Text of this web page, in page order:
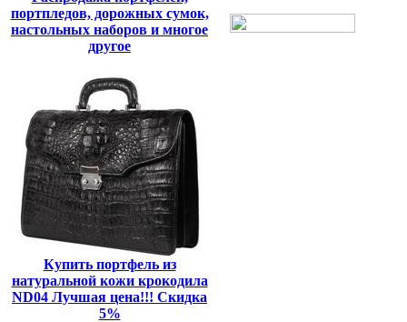
портпледов, дорожных сумок,
настольных наборов и многое
другое
Купить портфель из
натуральной кожи крокодила
ND04 Лучшая цена!!! Скидка
5%